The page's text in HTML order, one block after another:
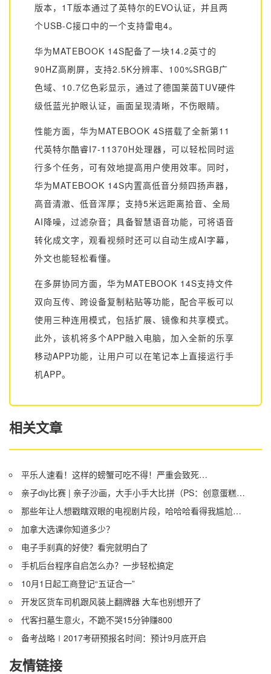
版本，1T版本通过了英特尔的EVO认证，并且两
个USB-C接口中的一个支持雷电4。
华为MATEBOOK 14S配备了一块14.2英寸的
90HZ高刷屏，支持2.5K分辨率、100%SRGB广
色域、10.7亿色彩显示，通过了德国莱茵TUV硬件
级低蓝光护眼认证，画面呈现清晰，不伤眼睛。
性能方面，华为MATEBOOK 4S搭载了全新第11
代英特尔酷睿I7-11370H处理器，可以轻松同时运
行多个任务，可有效地提高用户使用效率。同时，
华为MATEBOOK 14S内置高低音分频四扬声器，
高音清澈、低音浑厚；支持5米远距离拾音、全局
AI降噪，过滤杂音；具备智慧语音功能，可将语音
转化成文字，观看视频时还可以自动生成AI字幕，
外文也能轻松看懂。
在多屏协同方面，华为MATEBOOK 14S支持文件
双向互传、跨设备复制粘贴等功能，配合平板可以
使用三种连用模式，包括扩展、镜像和共享模式。
此外，该机将多个APP融入电脑，加入全新的乐享
移动APP功能，让用户可以在笔记本上直接运行手
机APP。
相关文章
平乐人速看！这样的螃蟹可吃不得！严重会致死…
亲子diy比赛 | 亲子沙画，大手小手大比拼（PS：创意蛋糕大比拼兑奖名单）
那些年让人想戳瞎双眼的电视剧片段，哈哈哈看得我尴尬症都犯了
加拿大选课你知道多少？
电子手刹真的好使？看完就明白了
手机后台程序自启怎么办？一步轻松搞定
10月1日起工商登记“五证合一”
开发区货车司机跟风装上翻牌器 大车也别想开了
代客扫墓生意火，不跪不哭15分钟赚800
备考战略∣2017考研预报名时间：预计9月底开启
友情链接